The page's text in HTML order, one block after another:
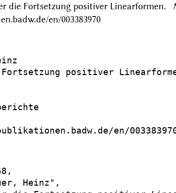
die Fortsetzung positiver
en/003383970
positiver
en/
Heinz",